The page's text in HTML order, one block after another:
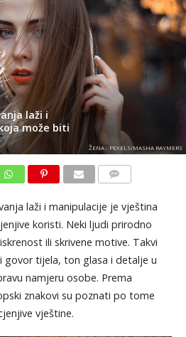
laži i
može biti
ŽENA - PEXELS/MASHA RAYMERS
laži i manipulacije je vještina
koristi. Neki ljudi prirodno
ili skrivene motive. Takvi
govor tijela, ton glasa i detalje u
namjeru osobe. Prema
znakovi su poznati po tome
vještine.